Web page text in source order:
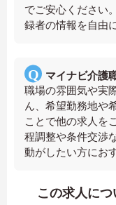
でご安心ください
録者の情報を自由
マイナビ介護
職場の雰囲気や実
ん、希望勤務地や
ことで他の求人を
程調整や条件交渉
動がしたい方にお
この求人に